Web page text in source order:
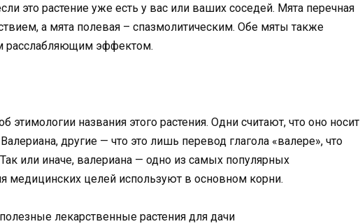
это растение уже есть у вас или ваших соседей. Мята перечная
а мята полевая – спазмолитическим. Обе мяты также
расслабляющим эффектом.
этимологии названия этого растения. Одни считают, что оно носит
другие — что это лишь перевод глагола «валере», что
или иначе, валериана — одно из самых популярных
медицинских целей используют в основном корни.
лекарственные растения для дачи